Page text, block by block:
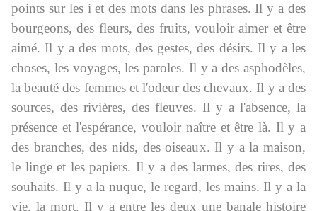
points sur les i et des mots dans les phrases. Il y a des
bourgeons, des fleurs, des fruits, vouloir aimer et être
aimé. Il y a des mots, des gestes, des désirs. Il y a les
choses, les voyages, les paroles. Il y a des asphodèles,
la beauté des femmes et l'odeur des chevaux. Il y a des
sources, des rivières, des fleuves. Il y a l'absence, la
présence et l'espérance, vouloir naître et être là. Il y a
des branches, des nids, des oiseaux. Il y a la maison,
le linge et les papiers. Il y a des larmes, des rires, des
souhaits. Il y a la nuque, le regard, les mains. Il y a la
vie, la mort. Il y a entre les deux une banale histoire